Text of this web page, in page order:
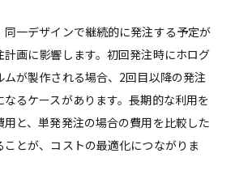
一デザインで継続的に発注する予定が
画に影響します。初回発注時にホログ
が製作される場合、2回目以降の発注
るケースがあります。長期的な利用を
と、単発発注の場合の費用を比較した
とが、コストの最適化につながりま